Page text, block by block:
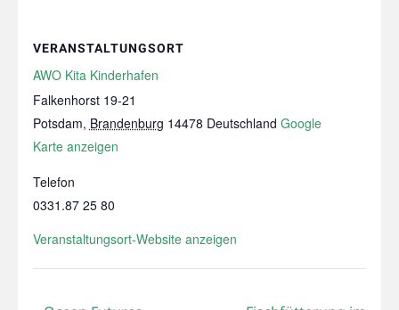
VERANSTALTUNGSORT
AWO Kita Kinderhafen
Falkenhorst 19-21
Potsdam, Brandenburg 14478 Deutschland Google
Karte anzeigen
Telefon
0331.87 25 80
Veranstaltungsort-Website anzeigen